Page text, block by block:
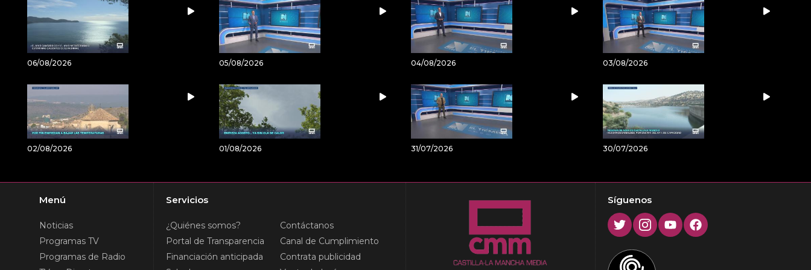
06/08/2026 05/08/2026 04/08/2026 03/08/2026
02/08/2026 01/08/2026 31/07/2026 30/07/2026
Menú
Noticias
Programas TV
Programas de Radio
Servicios
¿Quiénes somos?
Portal de Transparencia
Financiación anticipada
Contáctanos
Canal de Cumplimiento
Contrata publicidad
Síguenos
TwitterInstagram
YoutubeFacebook